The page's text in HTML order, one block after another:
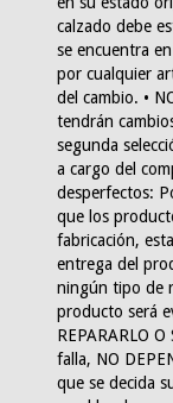
calzado debe
se encuentra
por cualquier
del cambio. •
tendrán
segunda
a cargo del
desperfectos:
que los
fabricación,
entrega del
ningún tipo de
producto será
REPARARLO
falla, NO
que se decida